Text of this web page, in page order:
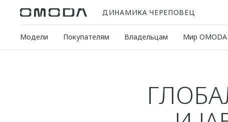
ДИНАМИКА ЧЕРЕПОВЕЦ
Модели Покупателям Владельцам Мир OMODA